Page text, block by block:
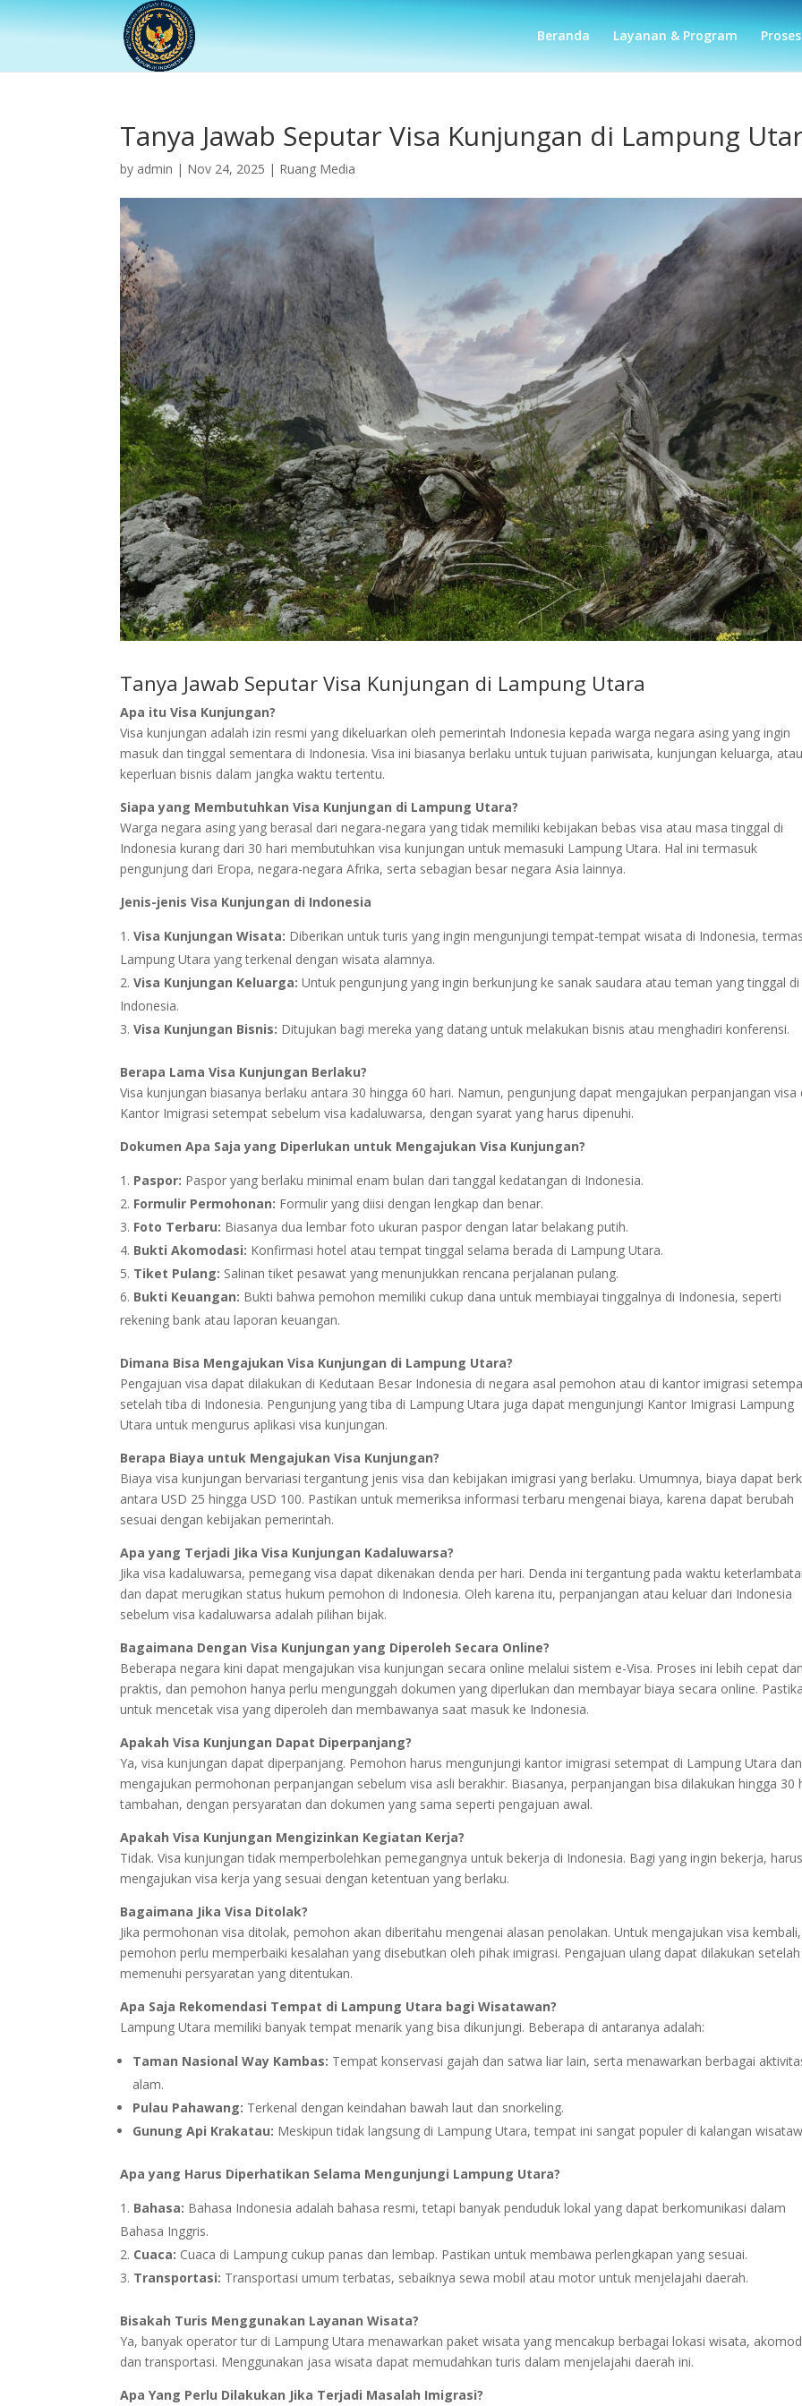
Beranda Layanan & Program
Tanya Jawab Seputar Visa Kunjungan di Lampung
by admin | Nov 24, 2025 | Ruang Media
Tanya Jawab Seputar Visa Kunjungan di Lampung Utara
Apa itu Visa Kunjungan?
Visa kunjungan adalah izin resmi yang dikeluarkan oleh pemerintah Indonesia kepada warga negara asing yang ingin
masuk dan tinggal sementara di Indonesia. Visa ini biasanya berlaku untuk tujuan pariwisata, kunjungan keluarga, atau
keperluan bisnis dalam jangka waktu tertentu.
Siapa yang Membutuhkan Visa Kunjungan di Lampung Utara?
Warga negara asing yang berasal dari negara-negara yang tidak memiliki kebijakan bebas visa atau masa tinggal di
Indonesia kurang dari 30 hari membutuhkan visa kunjungan untuk memasuki Lampung Utara. Hal ini termasuk
pengunjung dari Eropa, negara-negara Afrika, serta sebagian besar negara Asia lainnya.
Jenis-jenis Visa Kunjungan di Indonesia
Visa Kunjungan Wisata: Diberikan untuk turis yang ingin mengunjungi tempat-tempat wisata di Indonesia,
Lampung Utara yang terkenal dengan wisata alamnya.
Visa Kunjungan Keluarga: Untuk pengunjung yang ingin berkunjung ke sanak saudara atau teman yang tinggal di
Indonesia.
Visa Kunjungan Bisnis: Ditujukan bagi mereka yang datang untuk melakukan bisnis atau menghadiri konferensi.
Berapa Lama Visa Kunjungan Berlaku?
Visa kunjungan biasanya berlaku antara 30 hingga 60 hari. Namun, pengunjung dapat mengajukan perpanjangan visa
Kantor Imigrasi setempat sebelum visa kadaluwarsa, dengan syarat yang harus dipenuhi.
Dokumen Apa Saja yang Diperlukan untuk Mengajukan Visa Kunjungan?
Paspor: Paspor yang berlaku minimal enam bulan dari tanggal kedatangan di Indonesia.
Formulir Permohonan: Formulir yang diisi dengan lengkap dan benar.
Foto Terbaru: Biasanya dua lembar foto ukuran paspor dengan latar belakang putih.
Bukti Akomodasi: Konfirmasi hotel atau tempat tinggal selama berada di Lampung Utara.
Tiket Pulang: Salinan tiket pesawat yang menunjukkan rencana perjalanan pulang.
Bukti Keuangan: Bukti bahwa pemohon memiliki cukup dana untuk membiayai tinggalnya di Indonesia, seperti
rekening bank atau laporan keuangan.
Dimana Bisa Mengajukan Visa Kunjungan di Lampung Utara?
Pengajuan visa dapat dilakukan di Kedutaan Besar Indonesia di negara asal pemohon atau di kantor imigrasi
setelah tiba di Indonesia. Pengunjung yang tiba di Lampung Utara juga dapat mengunjungi Kantor Imigrasi Lampung
Utara untuk mengurus aplikasi visa kunjungan.
Berapa Biaya untuk Mengajukan Visa Kunjungan?
Biaya visa kunjungan bervariasi tergantung jenis visa dan kebijakan imigrasi yang berlaku. Umumnya, biaya dapat
antara USD 25 hingga USD 100. Pastikan untuk memeriksa informasi terbaru mengenai biaya, karena dapat berubah
sesuai dengan kebijakan pemerintah.
Apa yang Terjadi Jika Visa Kunjungan Kadaluwarsa?
Jika visa kadaluwarsa, pemegang visa dapat dikenakan denda per hari. Denda ini tergantung pada waktu
dan dapat merugikan status hukum pemohon di Indonesia. Oleh karena itu, perpanjangan atau keluar dari Indonesia
sebelum visa kadaluwarsa adalah pilihan bijak.
Bagaimana Dengan Visa Kunjungan yang Diperoleh Secara Online?
Beberapa negara kini dapat mengajukan visa kunjungan secara online melalui sistem e-Visa. Proses ini lebih cepat dan
praktis, dan pemohon hanya perlu mengunggah dokumen yang diperlukan dan membayar biaya secara online.
untuk mencetak visa yang diperoleh dan membawanya saat masuk ke Indonesia.
Apakah Visa Kunjungan Dapat Diperpanjang?
Ya, visa kunjungan dapat diperpanjang. Pemohon harus mengunjungi kantor imigrasi setempat di Lampung Utara dan
mengajukan permohonan perpanjangan sebelum visa asli berakhir. Biasanya, perpanjangan bisa dilakukan hingga 30
tambahan, dengan persyaratan dan dokumen yang sama seperti pengajuan awal.
Apakah Visa Kunjungan Mengizinkan Kegiatan Kerja?
Tidak. Visa kunjungan tidak memperbolehkan pemegangnya untuk bekerja di Indonesia. Bagi yang ingin bekerja, harus
mengajukan visa kerja yang sesuai dengan ketentuan yang berlaku.
Bagaimana Jika Visa Ditolak?
Jika permohonan visa ditolak, pemohon akan diberitahu mengenai alasan penolakan. Untuk mengajukan visa kembali,
pemohon perlu memperbaiki kesalahan yang disebutkan oleh pihak imigrasi. Pengajuan ulang dapat dilakukan setelah
memenuhi persyaratan yang ditentukan.
Apa Saja Rekomendasi Tempat di Lampung Utara bagi Wisatawan?
Lampung Utara memiliki banyak tempat menarik yang bisa dikunjungi. Beberapa di antaranya adalah:
Taman Nasional Way Kambas: Tempat konservasi gajah dan satwa liar lain, serta menawarkan berbagai
alam.
Pulau Pahawang: Terkenal dengan keindahan bawah laut dan snorkeling.
Gunung Api Krakatau: Meskipun tidak langsung di Lampung Utara, tempat ini sangat populer di kalangan
Apa yang Harus Diperhatikan Selama Mengunjungi Lampung Utara?
Bahasa: Bahasa Indonesia adalah bahasa resmi, tetapi banyak penduduk lokal yang dapat berkomunikasi dalam
Bahasa Inggris.
Cuaca: Cuaca di Lampung cukup panas dan lembap. Pastikan untuk membawa perlengkapan yang sesuai.
Transportasi: Transportasi umum terbatas, sebaiknya sewa mobil atau motor untuk menjelajahi daerah.
Bisakah Turis Menggunakan Layanan Wisata?
Ya, banyak operator tur di Lampung Utara menawarkan paket wisata yang mencakup berbagai lokasi wisata,
dan transportasi. Menggunakan jasa wisata dapat memudahkan turis dalam menjelajahi daerah ini.
Apa Yang Perlu Dilakukan Jika Terjadi Masalah Imigrasi?